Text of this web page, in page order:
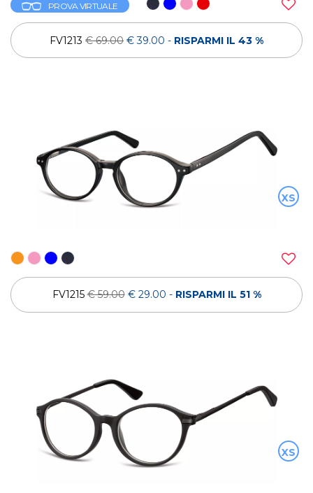
PROVA VIRTUALE
FV1213 € 69.00 € 39.00 - RISPARMI IL 43 %
XS
FV1215€ 59.00 € 29.00 - RISPARMI IL 51 %
XS